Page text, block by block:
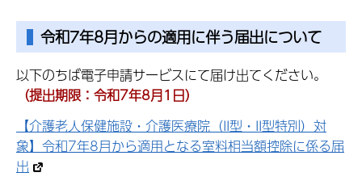
令和7年8月からの適用に伴う届出について
以下のちば電子申請サービスにて届け出てください。
（提出期限：令和7年8月1日）
【介護老人保健施設・介護医療院（II型・II型特別）対
象】令和7年8月から適用となる室料相当額控除に係る届
出